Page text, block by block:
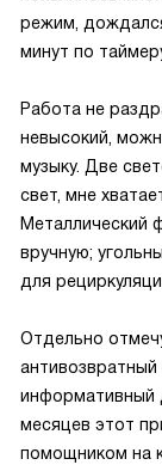
режим,
минут по
Работа не
невысокий,
музыку. Две
свет, мне
Металлический
вручную;
для
Отдельно
антивозвратный
информативный
месяцев этот
помощником на